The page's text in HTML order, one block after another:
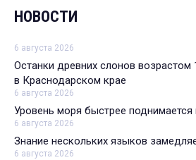
НОВОСТИ
6 августа 2026
Останки древних слонов возрастом
в Краснодарском крае
6 августа 2026
Уровень моря быстрее поднимается
6 августа 2026
Знание нескольких языков
6 августа 2026